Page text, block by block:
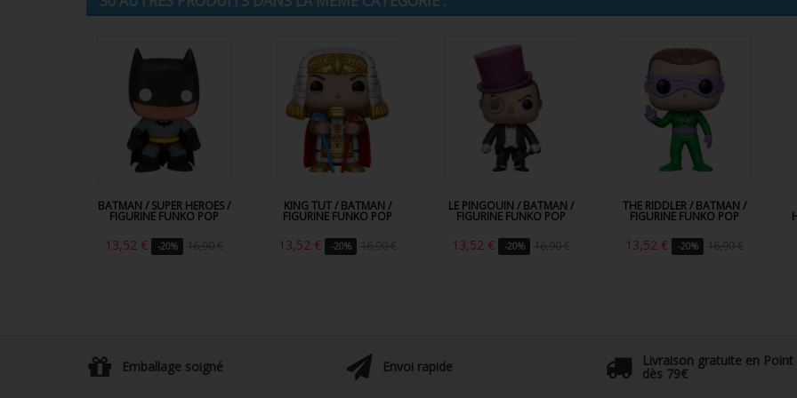
BATMAN / SUPER HEROES /
FIGURINE FUNKO POP
13,52 € -20% 16,90 €
KING TUT / BATMAN /
FIGURINE FUNKO POP
13,52 € -20% 16,90 €
LE PINGOUIN / BATMAN /
FIGURINE FUNKO POP
13,52 € -20% 16,90 €
THE RIDDLER / BATMAN /
FIGURINE FUNKO POP
13,52 € -20% 16,90 €
Emballage soigné Envoi rapide Livraison gratuite en Point
dès 79€